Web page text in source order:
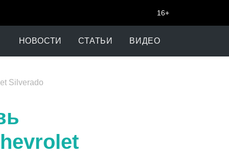
16+
НОВОСТИ СТАТЬИ ВИДЕО
Silverado